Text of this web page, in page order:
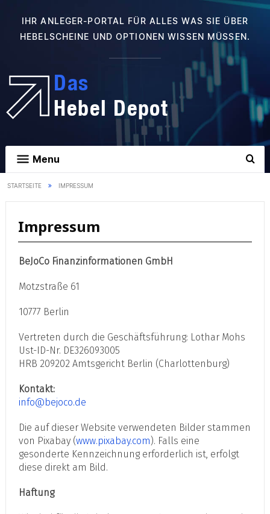
IHR ANLEGER-PORTAL FÜR ALLES WAS SIE ÜBER
HEBELSCHEINE UND OPTIONEN WISSEN MÜSSEN.
Das
Hebel Depot
Menu
STARTSEITE IMPRESSUM
Impressum
BeJoCo Finanzinformationen GmbH
Motzstraße 61
10777 Berlin
Vertreten durch die Geschäftsführung: Lothar Mohs
Ust-ID-Nr. DE326093005
HRB 209202 Amtsgericht Berlin (Charlottenburg)
Kontakt:
info@bejoco.de
Die auf dieser Website verwendeten Bilder stammen
von Pixabay (www.pixabay.com). Falls eine
gesonderte Kennzeichnung erforderlich ist, erfolgt
diese direkt am Bild.
Haftung